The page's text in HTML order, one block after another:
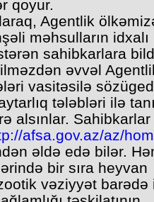
qoyur.
Agentlik
məhsulların idxalı
sahibkarlara
əvvəl
vasitəsilə
tələbləri ilə
alsınlar.
afsa.gov.az/az/
əldə edə bilər.
bir sıra heyvan
vəziyyət barədə